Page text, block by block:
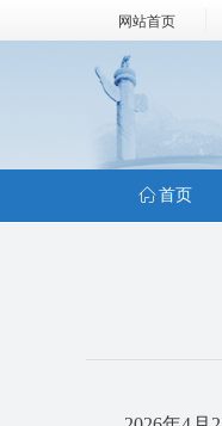
网站首页
ꀇ 首页